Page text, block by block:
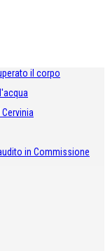
il corpo
in Commissione